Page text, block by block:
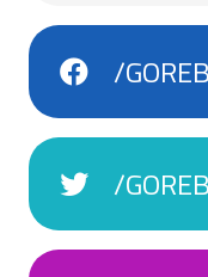
/
/